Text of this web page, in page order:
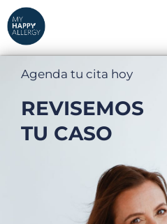
Agenda tu cita hoy
REVISEMOS
TU CASO